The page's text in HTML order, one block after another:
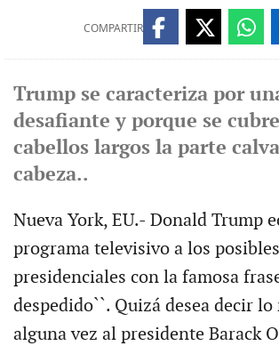
COMPARTIR
Trump se caracteriza por
desafiante y porque se
cabellos largos la parte
cabeza..
Nueva York, EU.- Donald Trump
programa televisivo a los
presidenciales con la famosa
despedido``. Quizá desea decir lo
alguna vez al presidente Barack